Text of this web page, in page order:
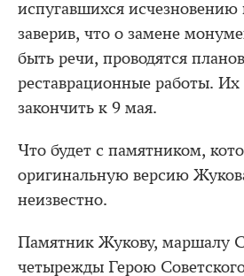
испугавшихся исчезновению
заверив, что о замене
быть речи, проводятся
реставрационные работы.
закончить к 9 мая.
Что будет с памятником,
оригинальную версию
неизвестно.
Памятник Жукову, маршалу
четырежды Герою